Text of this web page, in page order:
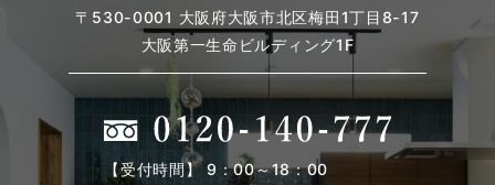
〒530-0001 大阪府大阪市北区梅田1丁目8-17
大阪第一生命ビルディング1F
【受付時間】 9：00～18：00